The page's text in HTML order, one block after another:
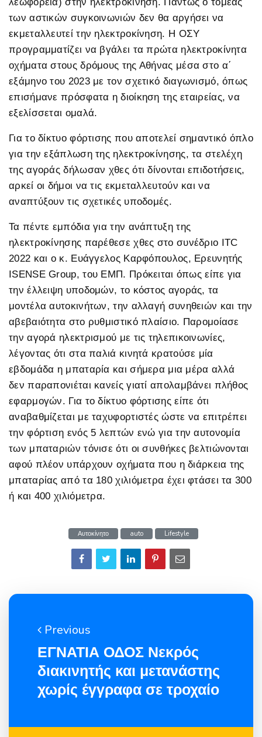
των αστικών συγκοινωνιών δεν θα αργήσει να
εκμεταλλευτεί την ηλεκτροκίνηση. Η ΟΣΥ
προγραμματίζει να βγάλει τα πρώτα ηλεκτροκίνητα
οχήματα στους δρόμους της Αθήνας μέσα στο α΄
εξάμηνο του 2023 με τον σχετικό διαγωνισμό, όπως
επισήμανε πρόσφατα η διοίκηση της εταιρείας, να
εξελίσσεται ομαλά.
Για το δίκτυο φόρτισης που αποτελεί σημαντικό όπλο
για την εξάπλωση της ηλεκτροκίνησης, τα στελέχη
της αγοράς δήλωσαν χθες ότι δίνονται επιδοτήσεις,
αρκεί οι δήμοι να τις εκμεταλλευτούν και να
αναπτύξουν τις σχετικές υποδομές.
Τα πέντε εμπόδια για την ανάπτυξη της
ηλεκτροκίνησης παρέθεσε χθες στο συνέδριο ITC
2022 και ο κ. Ευάγγελος Καρφόπουλος, Ερευνητής
ISENSE Group, του ΕΜΠ. Πρόκειται όπως είπε για
την έλλειψη υποδομών, το κόστος αγοράς, τα
μοντέλα αυτοκινήτων, την αλλαγή συνηθειών και την
αβεβαιότητα στο ρυθμιστικό πλαίσιο. Παρομοίασε
την αγορά ηλεκτρισμού με τις τηλεπικοινωνίες,
λέγοντας ότι στα παλιά κινητά κρατούσε μία
εβδομάδα η μπαταρία και σήμερα μια μέρα αλλά
δεν παραπονιέται κανείς γιατί απολαμβάνει πλήθος
εφαρμογών. Για το δίκτυο φόρτισης είπε ότι
αναβαθμίζεται με ταχυφορτιστές ώστε να επιτρέπει
την φόρτιση ενός 5 λεπτών ενώ για την αυτονομία
των μπαταριών τόνισε ότι οι συνθήκες βελτιώνονται
αφού πλέον υπάρχουν οχήματα που η διάρκεια της
μπαταρίας από τα 180 χιλιόμετρα έχει φτάσει τα 300
ή και 400 χιλιόμετρα.
Αυτοκίνητο auto Lifestyle
Previous
ΕΓΝΑΤΙΑ ΟΔΟΣ Νεκρός
διακινητής και μετανάστης
χωρίς έγγραφα σε τροχαίο